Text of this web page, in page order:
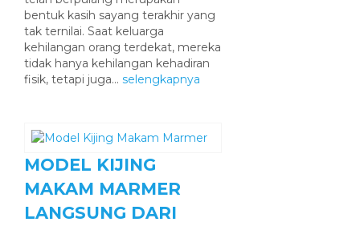
bentuk kasih sayang terakhir yang
tak ternilai. Saat keluarga
kehilangan orang terdekat, mereka
tidak hanya kehilangan kehadiran
fisik, tetapi juga... selengkapnya
MODEL KIJING
MAKAM MARMER
LANGSUNG DARI